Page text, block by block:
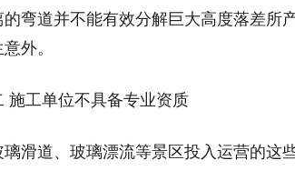
的弯道并不能有效分解巨大高度落差所
外。
工单位不具备专业资质
道、玻璃漂流等景区投入运营的这